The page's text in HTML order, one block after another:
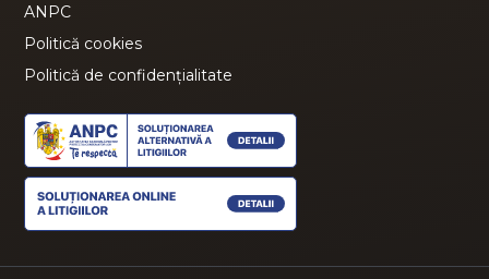
ANPC
Politică cookies
Politică de confidențialitate